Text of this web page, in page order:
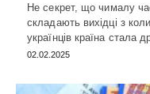
Не секрет, що чималу
складають вихідці з
українців країна стала
02.02.2025